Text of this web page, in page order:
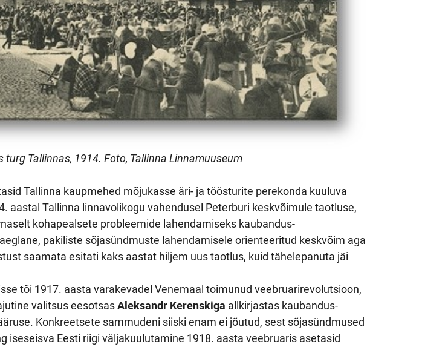
turg Tallinnas, 1914. Foto, Tallinna Linnamuuseum
Tallinna kaupmehed mõjukasse äri- ja töösturite perekonda kuuluva
aastal Tallinna linnavolikogu vahendusel Peterburi keskvõimule taotluse,
kohapealsete probleemide lahendamiseks kaubandus-
pakiliste sõjasündmuste lahendamisele orienteeritud keskvõim aga
saamata esitati kaks aastat hiljem uus taotlus, kuid tähelepanuta jäi
tõi 1917. aasta varakevadel Venemaal toimunud veebruarirevolutsioon,
valitsus eesotsasAleksandr Kerenskiga allkirjastas kaubandus-
Konkreetsete sammudeni siiski enam ei jõutud, sest sõjasündmused
iseseisva Eesti riigi väljakuulutamine 1918. aasta veebruaris asetasid